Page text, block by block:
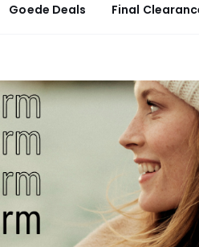
Goede Deals Final